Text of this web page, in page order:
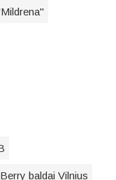
Berry baldai Vilnius